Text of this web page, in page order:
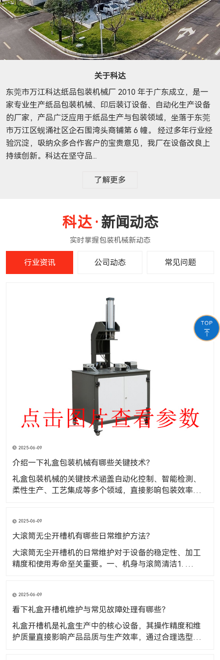
关于科达
东莞市万江科达纸品包装机械厂 2010 年于广东成立，是一
家专业生产纸品包装机械、印后装订设备、自动化生产设备
的厂家，产品广泛应用于纸品生产与包装领域，坐落于东莞
市万江区蚬涌社区企石围湾头商铺第 6 幢。 经过多年行业经
验沉淀，吸纳众多合作客户的宝贵意见，我厂在设备改良上
持续创新。科达在坚守品...
了解更多
新闻动态
行业资讯 公司动态 常见问题
2025-06-09
介绍一下礼盒包装机械有哪些关键技术？
礼盒包装机械的关键技术涵盖自动化控制、智能检测、
柔性生产、工艺集成等多个领域，直接影响包装效率、
械臂、传送带、传感器等部件的动作顺序，实现从送料
到封口的全流程自动化。技术优势：支持多工位联动
2025-06-09
大滚筒无尘开槽机有哪些日常维护方法？
大滚筒无尘开槽机的日常维护对于设备的稳定性、加工
精度和使用寿命至关重要。​一、机身与滚筒清洁1. 及时
转动不畅、卡纸或影响开槽精度。方法：每日开机前用
软毛刷或压缩空气（气压不宜过高）清理滚筒表面、输
送轨道
2025-06-09
看下礼盒开槽机维护与常见故障处理有哪些？
礼盒开槽机是礼盒生产中的核心设备，其操作精度和维
护质量直接影响产品品质与生产效率，通过合理选型、